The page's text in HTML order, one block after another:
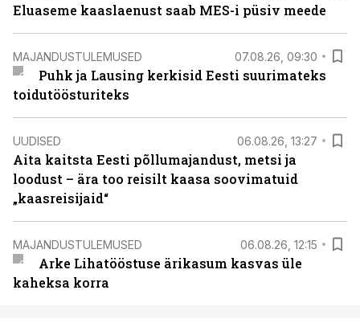
Eluaseme kaaslaenust saab MES-i püsiv meede
MAJANDUSTULEMUSED 07.08.26, 09:30
Puhk ja Lausing kerkisid Eesti suurimateks
toidutöösturiteks
UUDISED 06.08.26, 13:27
Aita kaitsta Eesti põllumajandust, metsi ja
loodust – ära too reisilt kaasa soovimatuid
„kaasreisijaid“
MAJANDUSTULEMUSED 06.08.26, 12:15
Arke Lihatööstuse ärikasum kasvas üle
kaheksa korra